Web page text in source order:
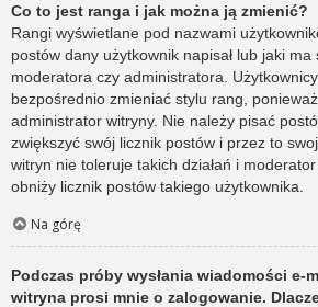
Co to jest ranga i jak można ją zmienić?
Rangi wyświetlane pod nazwami
postów dany użytkownik napisał lub jaki ma
moderatora czy administratora.
bezpośrednio zmieniać stylu rang,
administrator witryny. Nie należy pisać
zwiększyć swój licznik postów i przez to
witryn nie toleruje takich działań i
obniży licznik postów takiego użytkownika.
Na górę
Podczas próby wysłania wiadomości e-
witryna prosi mnie o zalogowanie.